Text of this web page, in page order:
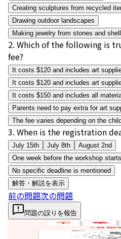
Creating sculptures from recycled
Drawing outdoor landscapes
Making jewelry from stones and
2. Which of the following is
fee?
It costs $120 and includes art
It costs $120 and includes art
It costs $150 and includes all
Parents need to pay extra for art
The fee varies depending on the
3. When is the registration
July 15th July 8th
August 2nd
One week before the workshop starts
No specific deadline is mentioned
解答・解説を表示
前の問題次の問題
問題の誤りを報告